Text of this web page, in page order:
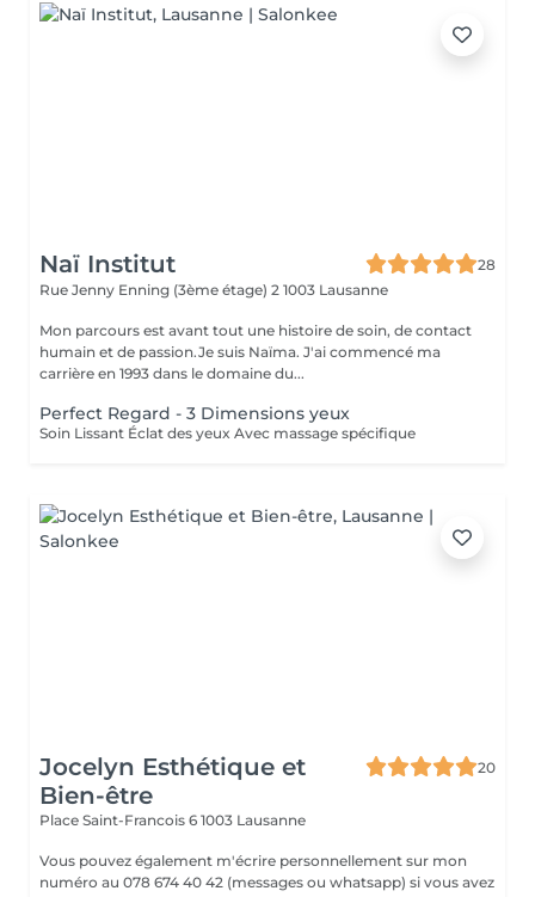
Naï Institut
28
Rue Jenny Enning (3ème étage) 2 1003 Lausanne
Mon parcours est avant tout une histoire de soin, de contact
humain et de passion.Je suis Naïma. J'ai commencé ma
carrière en 1993 dans le domaine du...
Perfect Regard - 3 Dimensions yeux
Soin Lissant Éclat des yeux Avec massage spécifique
Jocelyn Esthétique et
Bien-être
20
Place Saint-Francois 6 1003 Lausanne
Vous pouvez également m'écrire personnellement sur mon
numéro au 078 674 40 42 (messages ou whatsapp) si vous avez